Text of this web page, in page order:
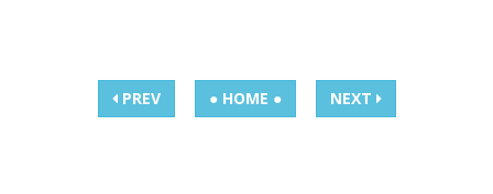
PREV ● HOME ● NEXT